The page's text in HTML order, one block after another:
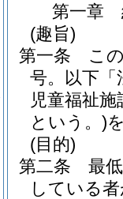
第一章
(趣旨)
第一条
こ
号。以下「
児童福祉
という。)
(目的)
第二条
最
している